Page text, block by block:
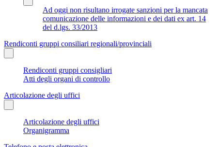
Ad oggi non risultano irrogate sanzioni per la mancata
comunicazione delle informazioni e dei dati ex art. 14
del d.lgs. 33/2013
Rendiconti gruppi consiliari regionali/provinciali
Rendiconti gruppi consigliari
Atti degli organi di controllo
Articolazione degli uffici
Articolazione degli uffici
Organigramma